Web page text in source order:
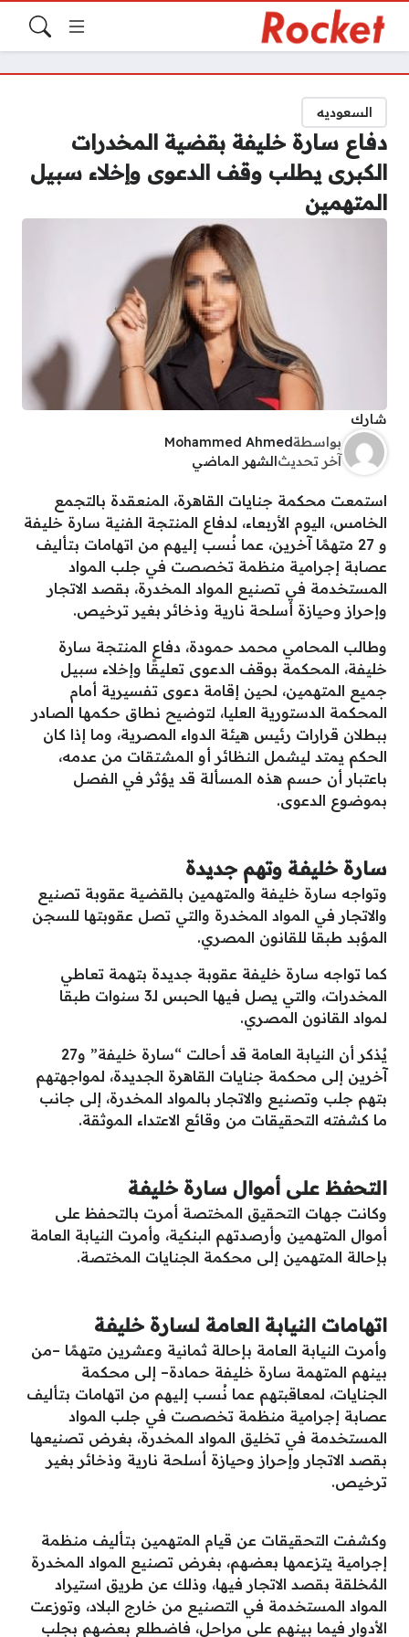
السعوديه
دفاع سارة خليفة بقضية المخدرات
الكبرى يطلب وقف الدعوى وإخلاء سبيل
المتهمين
شارك
بواسطةMohammed Ahmed
آخر تحديث الشهر الماضي
استمعت محكمة جنايات القاهرة، المنعقدة بالتجمع
الخامس، اليوم الأربعاء، لدفاع المنتجة الفنية سارة خليفة
و 27 متهمًا آخرين، عما نُسب إليهم من اتهامات بتأليف
عصابة إجرامية منظمة تخصصت في جلب المواد
المستخدمة في تصنيع المواد المخدرة، بقصد الاتجار
وإحراز وحيازة أسلحة نارية وذخائر بغير ترخيص.
وطالب المحامي محمد حمودة، دفاع المنتجة سارة
خليفة، المحكمة بوقف الدعوى تعليقًا وإخلاء سبيل
جميع المتهمين، لحين إقامة دعوى تفسيرية أمام
المحكمة الدستورية العليا، لتوضيح نطاق حكمها الصادر
ببطلان قرارات رئيس هيئة الدواء المصرية، وما إذا كان
الحكم يمتد ليشمل النظائر أو المشتقات من عدمه،
باعتبار أن حسم هذه المسألة قد يؤثر في الفصل
بموضوع الدعوى.
سارة خليفة وتهم جديدة
وتواجه سارة خليفة والمتهمين بالقضية عقوبة تصنيع
والاتجار في المواد المخدرة والتي تصل عقوبتها للسجن
المؤبد طبقا للقانون المصري.
كما تواجه سارة خليفة عقوبة جديدة بتهمة تعاطي
المخدرات، والتي يصل فيها الحبس لـ3 سنوات طبقا
لمواد القانون المصري.
يُذكر أن النيابة العامة قد أحالت “سارة خليفة” و27
آخرين إلى محكمة جنايات القاهرة الجديدة، لمواجهتهم
بتهم جلب وتصنيع والاتجار بالمواد المخدرة، إلى جانب
ما كشفته التحقيقات من وقائع الاعتداء الموثقة.
التحفظ على أموال سارة خليفة
وكانت جهات التحقيق المختصة أمرت بالتحفظ على
أموال المتهمين وأرصدتهم البنكية، وأمرت النيابة العامة
بإحالة المتهمين إلى محكمة الجنايات المختصة.
اتهامات النيابة العامة لسارة خليفة
وأمرت النيابة العامة بإحالة ثمانية وعشرين متهمًا –من
بينهم المتهمة سارة خليفة حمادة– إلى محكمة
الجنايات، لمعاقبتهم عما نُسب إليهم من اتهامات بتأليف
عصابة إجرامية منظمة تخصصت في جلب المواد
المستخدمة في تخليق المواد المخدرة، بغرض تصنيعها
بقصد الاتجار وإحراز وحيازة أسلحة نارية وذخائر بغير
ترخيص.
وكشفت التحقيقات عن قيام المتهمين بتأليف منظمة
إجرامية يتزعمها بعضهم، بغرض تصنيع المواد المخدرة
المُخلقة بقصد الاتجار فيها، وذلك عن طريق استيراد
المواد المستخدمة في التصنيع من خارج البلاد، وتوزعت
الأدوار فيما بينهم على مراحل، فاضطلع بعضهم بجلب